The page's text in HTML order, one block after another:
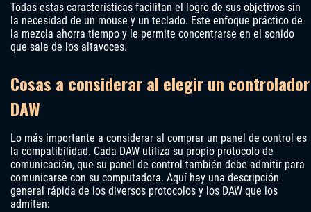
Todas estas características facilitan el logro de sus objetivos sin
la necesidad de un mouse y un teclado. Este enfoque práctico de
la mezcla ahorra tiempo y le permite concentrarse en el sonido
que sale de los altavoces.
Cosas a considerar al elegir un controlador
DAW
Lo más importante a considerar al comprar un panel de control es
la compatibilidad. Cada DAW utiliza su propio protocolo de
comunicación, que su panel de control también debe admitir para
comunicarse con su computadora. Aquí hay una descripción
general rápida de los diversos protocolos y los DAW que los
admiten: